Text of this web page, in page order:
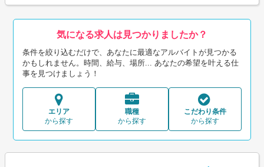
気になる求人は見つかりましたか？
条件を絞り込むだけで、あなたに最適なアルバイトが見つかる
かもしれません。時間、給与、場所... あなたの希望を叶える仕
事を見つけましょう！
エリア
から探す
職種
から探す
こだわり条件
から探す